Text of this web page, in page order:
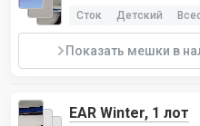
Сток Детский
Показать мешки в
EAR Winter, 1 лот